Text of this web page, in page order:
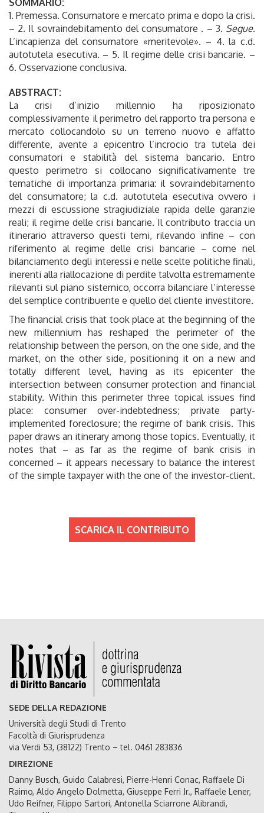
1. Premessa. Consumatore e mercato prima e dopo la crisi.
– 2. Il sovraindebitamento del consumatore . – 3. Segue.
L’incapienza del consumatore «meritevole». – 4. la c.d.
autotutela esecutiva. – 5. Il regime delle crisi bancarie. –
6. Osservazione conclusiva.
ABSTRACT:
La crisi d’inizio millennio ha riposizionato
complessivamente il perimetro del rapporto tra persona e
mercato collocandolo su un terreno nuovo e affatto
differente, avente a epicentro l’incrocio tra tutela dei
consumatori e stabilità del sistema bancario. Entro
questo perimetro si collocano significativamente tre
tematiche di importanza primaria: il sovraindebitamento
del consumatore; la c.d. autotutela esecutiva ovvero i
mezzi di escussione stragiudiziale rapida delle garanzie
reali; il regime delle crisi bancarie. Il contributo traccia un
itinerario attraverso questi temi, rilevando infine – con
riferimento al regime delle crisi bancarie – come nel
bilanciamento degli interessi e nelle scelte politiche finali,
inerenti alla riallocazione di perdite talvolta estremamente
rilevanti sul piano sistemico, occorra bilanciare l’interesse
del semplice contribuente e quello del cliente investitore.
The financial crisis that took place at the beginning of the
new millennium has reshaped the perimeter of the
relationship between the person, on the one side, and the
market, on the other side, positioning it on a new and
totally different level, having as its epicenter the
intersection between consumer protection and financial
stability. Within this perimeter three topical issues find
place: consumer over-indebtedness; private party-
implemented foreclosure; the regime of bank crisis. This
paper draws an itinerary among those topics. Eventually, it
notes that – as far as the regime of bank crisis in
concerned – it appears necessary to balance the interest
of the simple taxpayer with the one of the investor-client.
SCARICA IL CONTRIBUTO
SEDE DELLA REDAZIONE
Università degli Studi di Trento
Facoltà di Giurisprudenza
via Verdi 53, (38122) Trento – tel. 0461 283836
DIREZIONE
Danny Busch, Guido Calabresi, Pierre-Henri Conac, Raffaele Di
Raimo, Aldo Angelo Dolmetta, Giuseppe Ferri Jr., Raffaele Lener,
Udo Reifner, Filippo Sartori, Antonella Sciarrone Alibrandi,